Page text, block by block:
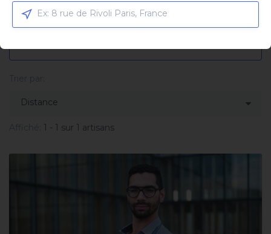
métallique manuel
Cliquez ici pour sélectionner votre service et
1 - 1 sur 1 artisans